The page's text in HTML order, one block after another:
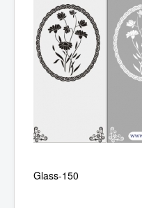
Glass-150